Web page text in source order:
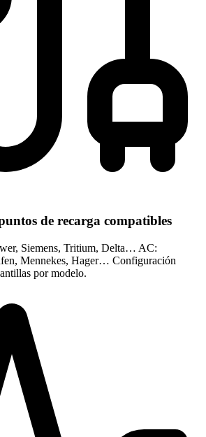
de recarga compatibles
Siemens, Tritium, Delta… AC:
Mennekes, Hager… Configuración
por modelo.